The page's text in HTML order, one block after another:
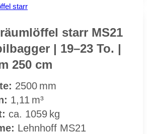
starr MS21
| 19–23 To. |
250 cm
2500 mm
1,11 m³
ca. 1059 kg
Lehn­hoff MS21